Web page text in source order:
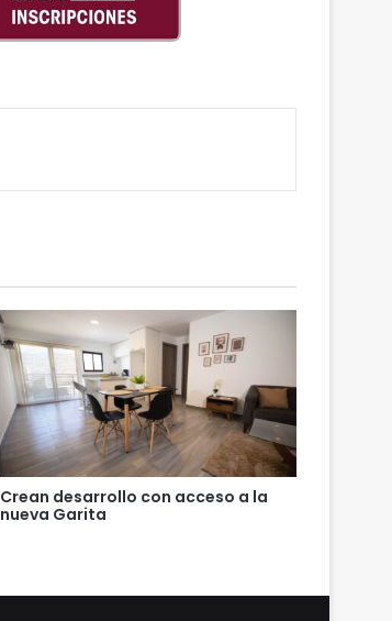
Crean desarrollo con acceso a la
nueva Garita